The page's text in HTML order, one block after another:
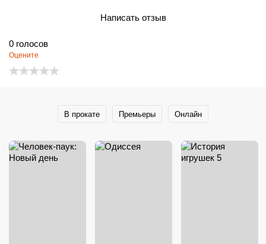
Написать отзыв
0 голосов
Оцените
В прокате Премьеры Онлайн